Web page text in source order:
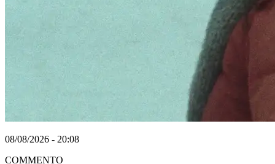
08/08/2026 - 20:08
COMMENTO